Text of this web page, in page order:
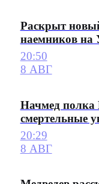
Раскрыт
наемников на
20:50
8 АВГ
Начмед
смертельные
20:29
8 АВГ